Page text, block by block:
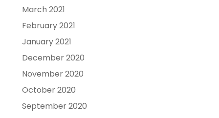
March 2021
February 2021
January 2021
December 2020
November 2020
October 2020
September 2020